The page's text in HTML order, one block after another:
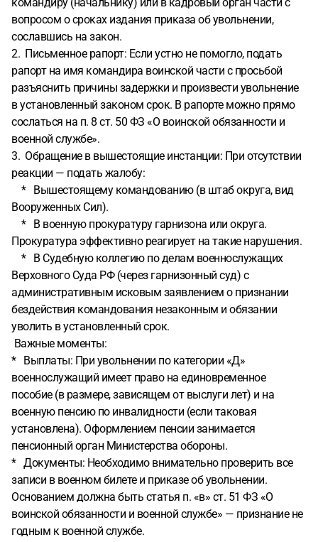
вопросом о сроках издания приказа об увольнении,
сославшись на закон.
2. Письменное рапорт: Если устно не помогло, подать
рапорт на имя командира воинской части с просьбой
разъяснить причины задержки и произвести увольнение
в установленный законом срок. В рапорте можно прямо
сослаться на п. 8 ст. 50 ФЗ «О воинской обязанности и
военной службе».
3. Обращение в вышестоящие инстанции: При отсутствии
реакции — подать жалобу:
* Вышестоящему командованию (в штаб округа, вид
Вооруженных Сил).
* В военную прокуратуру гарнизона или округа.
Прокуратура эффективно реагирует на такие нарушения.
* В Судебную коллегию по делам военнослужащих
Верховного Суда РФ (через гарнизонный суд) с
административным исковым заявлением о признании
бездействия командования незаконным и обязании
уволить в установленный срок.
Важные моменты:
* Выплаты: При увольнении по категории «Д»
военнослужащий имеет право на единовременное
пособие (в размере, зависящем от выслуги лет) и на
военную пенсию по инвалидности (если таковая
установлена). Оформлением пенсии занимается
пенсионный орган Министерства обороны.
* Документы: Необходимо внимательно проверить все
записи в военном билете и приказе об увольнении.
Основанием должна быть статья п. «в» ст. 51 ФЗ «О
воинской обязанности и военной службе» — признание не
годным к военной службе.